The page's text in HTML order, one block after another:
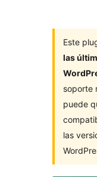
Este
las
soporte
puede
las